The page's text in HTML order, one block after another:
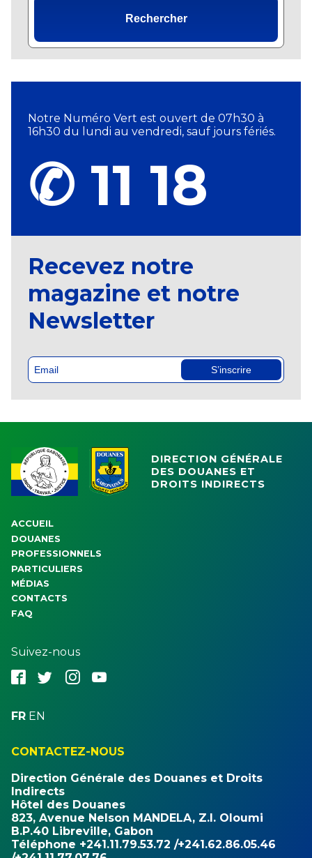
Rechercher
Notre Numéro Vert est ouvert de 07h30 à
16h30 du lundi au vendredi, sauf jours fériés.
✆ 11 18
Recevez notre
magazine et notre
Newsletter
S’inscrire
DIRECTION GÉNÉRALE
DES DOUANES ET
DROITS INDIRECTS
ACCUEIL
DOUANES
PROFESSIONNELS
PARTICULIERS
MÉDIAS
CONTACTS
FAQ
Suivez-nous
fbk twt ins ytb
FR EN
CONTACTEZ-NOUS
Direction Générale des Douanes et Droits
Indirects
Hôtel des Douanes
823, Avenue Nelson MANDELA, Z.I. Oloumi
B.P.40 Libreville, Gabon
Téléphone +241.11.79.53.72 /+241.62.86.05.46